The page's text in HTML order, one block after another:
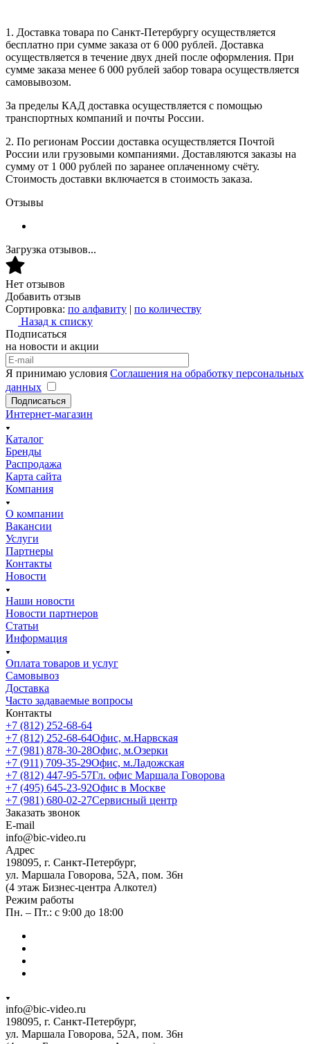
1. Доставка товара по Санкт-Петербургу осуществляется
бесплатно при сумме заказа от 6 000 рублей. Доставка
осуществляется в течение двух дней после оформления. При
сумме заказа менее 6 000 рублей забор товара осуществляется
самовывозом.
За пределы КАД доставка осуществляется с помощью
транспортных компаний и почты России.
2. По регионам России доставка осуществляется Почтой
России или грузовыми компаниями. Доставляются заказы на
сумму от 1 000 рублей по заранее оплаченному счёту.
Стоимость доставки включается в стоимость заказа.
Отзывы
Загрузка отзывов...
Нет отзывов
Добавить отзыв
Сортировка: по алфавиту | по количеству
Назад к списку
Подписаться
на новости и акции
Я принимаю условия Соглашения на обработку персональных
данных
Подписаться
Интернет-магазин
Каталог
Бренды
Распродажа
Карта сайта
Компания
О компании
Вакансии
Услуги
Партнеры
Контакты
Новости
Наши новости
Новости партнеров
Статьи
Информация
Оплата товаров и услуг
Самовывоз
Доставка
Часто задаваемые вопросы
Контакты
+7 (812) 252-68-64
+7 (812) 252-68-64Офис, м.Нарвская
+7 (981) 878-30-28Офис, м.Озерки
+7 (911) 709-35-29Офис, м.Ладожская
+7 (812) 447-95-57Гл. офис Маршала Говорова
+7 (495) 645-23-92Офис в Москве
+7 (981) 680-02-27Сервисный центр
Заказать звонок
E-mail
info@bic-video.ru
Адрес
198095, г. Санкт-Петербург,
ул. Маршала Говорова, 52А, пом. 36н
(4 этаж Бизнес-центра Алкотел)
Режим работы
Пн. – Пт.: с 9:00 до 18:00
info@bic-video.ru
198095, г. Санкт-Петербург,
ул. Маршала Говорова, 52А, пом. 36н